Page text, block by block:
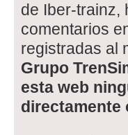
de Iber-trainz,
comentarios
registradas al
Grupo
esta web
directamente